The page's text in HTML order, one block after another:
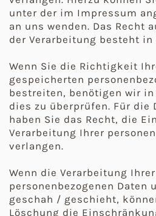
unter der im Impressum
an uns wenden. Das Recht
der Verarbeitung besteht
Wenn Sie die Richtigkeit
gespeicherten
bestreiten, benötigen wir in
dies zu überprüfen. Für die
haben Sie das Recht, die
Verarbeitung Ihrer
verlangen.
Wenn die Verarbeitung Ihrer
personenbezogenen Daten
geschah / geschieht,
Löschung die